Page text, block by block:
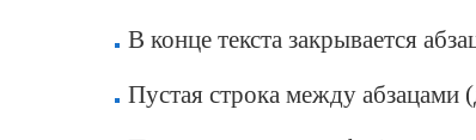
В конце текста закрывается
Пустая строка между абзацами